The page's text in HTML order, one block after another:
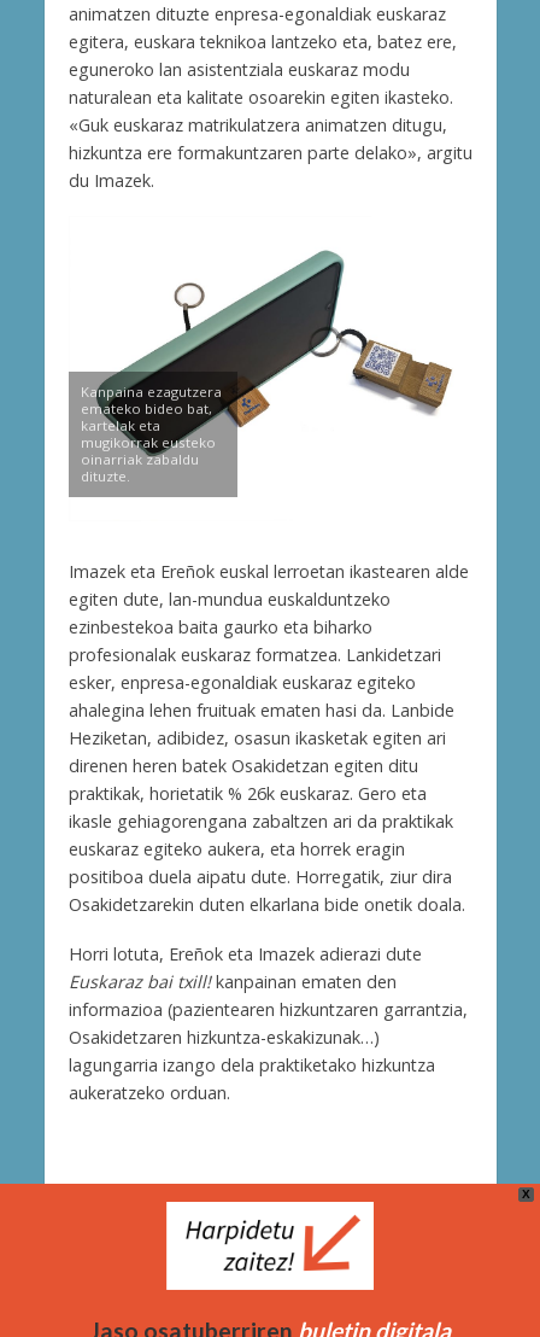
animatzen dituzte enpresa-egonaldiak euskaraz
egitera, euskara teknikoa lantzeko eta, batez ere,
eguneroko lan asistentziala euskaraz modu
naturalean eta kalitate osoarekin egiten ikasteko.
«Guk euskaraz matrikulatzera animatzen ditugu,
hizkuntza ere formakuntzaren parte delako», argitu
du Imazek.
Kanpaina ezagutzera
emateko bideo bat,
kartelak eta
mugikorrak eusteko
oinarriak zabaldu
dituzte.
Imazek eta Ereñok euskal lerroetan ikastearen alde
egiten dute, lan-mundua euskalduntzeko
ezinbestekoa baita gaurko eta biharko
profesionalak euskaraz formatzea. Lankidetzari
esker, enpresa-egonaldiak euskaraz egiteko
ahalegina lehen fruituak ematen hasi da. Lanbide
Heziketan, adibidez, osasun ikasketak egiten ari
direnen heren batek Osakidetzan egiten ditu
praktikak, horietatik % 26k euskaraz. Gero eta
ikasle gehiagorengana zabaltzen ari da praktikak
euskaraz egiteko aukera, eta horrek eragin
positiboa duela aipatu dute. Horregatik, ziur dira
Osakidetzarekin duten elkarlana bide onetik doala.
Horri lotuta, Ereñok eta Imazek adierazi dute
Euskaraz bai txill!kanpainan ematen den
informazioa (pazientearen hizkuntzaren garrantzia,
Osakidetzaren hizkuntza-eskakizunak…)
lagungarria izango dela praktiketako hizkuntza
aukeratzeko orduan.
Bidera Zerbitzuak (Berria Taldea)
OSAKIDETZA. Araba kalea, 45 – 01006 Vitoria-Gasteiz
X
Jaso osatuberriren buletin digitala